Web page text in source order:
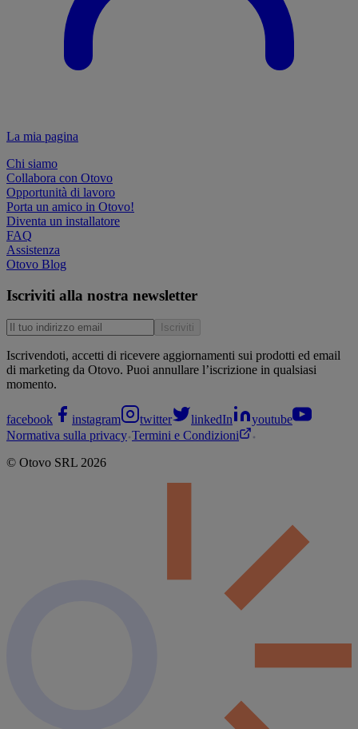
La mia pagina
Chi siamo
Collabora con Otovo
Opportunità di lavoro
Porta un amico in Otovo!
Diventa un installatore
FAQ
Assistenza
Otovo Blog
Iscriviti alla nostra newsletter
Iscriviti
Iscrivendoti, accetti di ricevere aggiornamenti sui prodotti ed email
di marketing da Otovo. Puoi annullare l’iscrizione in qualsiasi
momento.
facebook instagram twitter linkedIn
youtube
Normativa sulla privacy Termini e Condizioni
© Otovo SRL 2026